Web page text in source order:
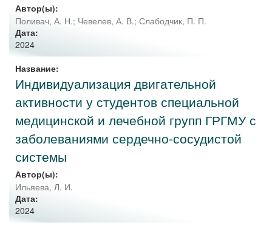
Автор(ы):
Поливач, А. Н.; Чевелев, А. В.; Слабодчик, П. П.
Дата:
2024
Название:
Индивидуализация двигательной
активности у студентов специальной
медицинской и лечебной групп ГРГМУ с
заболеваниями сердечно-сосудистой
системы
Автор(ы):
Ильяева, Л. И.
Дата:
2024